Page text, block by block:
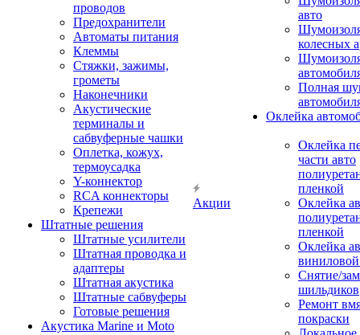
проводов
Предохранители
Автоматы питания
Клеммы
Стяжки, зажимы,
грометы
Наконечники
Акустические
терминалы и
сабвуферные чашки
Оплетка, кожух,
термоусадка
Y-коннектор
RCA коннекторы
Крепежи
Штатные решения
Штатные усилители
Штатная проводка и
адаптеры
Штатная акустика
Штатные сабвуферы
Готовые решения
Акустика Marine и Moto
Акции
авто
колесных
Полная
Оклейка
Оклейка
части авто
пленкой
Оклейка
пленкой
Оклейка
Снятие/
шильдиков
Ремонт
покраски